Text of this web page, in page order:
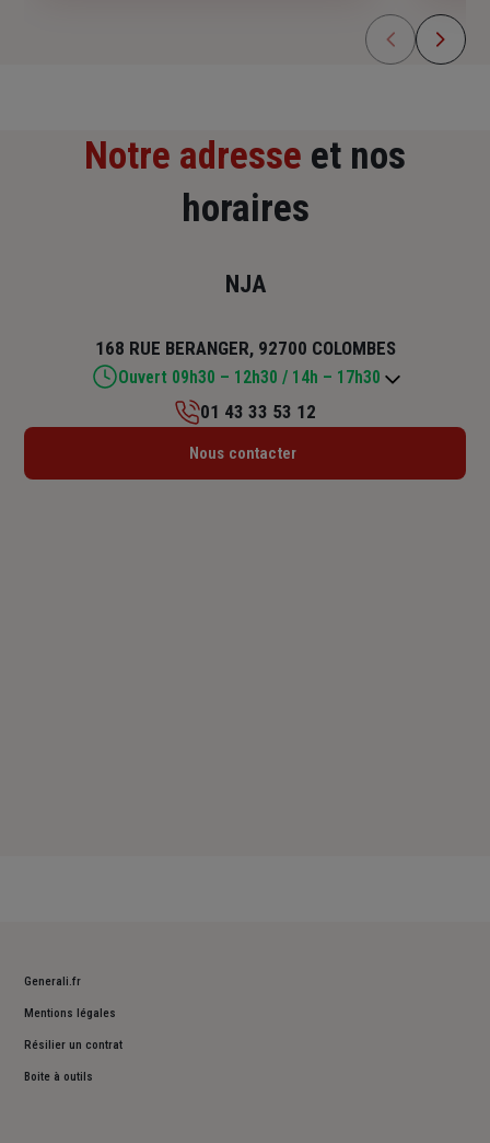
Notre adresse et nos
horaires
NJA
168 RUE BERANGER, 92700 COLOMBES
Ouvert 09h30 – 12h30 / 14h – 17h30
Lundi : 09h30 – 12h30 / 14h – 17h30
01 43 33 53 12
Nous contacter
Generali.fr
Mentions légales
Résilier un contrat
Boite à outils